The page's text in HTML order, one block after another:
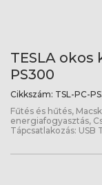
TESLA
PS300
Cikkszám: TSL-PC-
Fűtés és hűtés,
energiafogyasztás,
Tápcsatlakozás: USB